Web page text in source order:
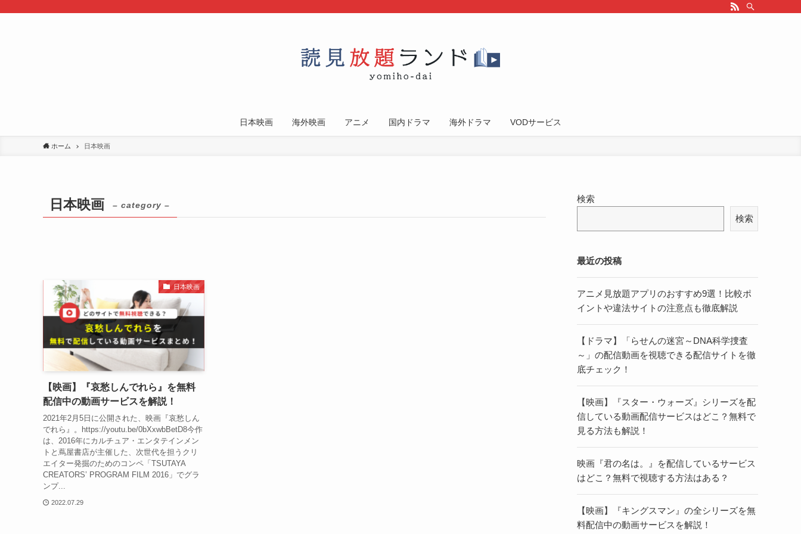
日本映画 海外映画 アニメ 国内ドラマ 海外ドラマ VODサービス
ホーム 日本映画
日本映画 – category –
日本映画
【映画】『哀愁しんでれら』を無料
配信中の動画サービスを解説！
2021年2月5日に公開された、映画『哀愁しん
でれら』。https://youtu.be/0bXxwbBetD8今作
は、2016年にカルチュア・エンタテインメン
トと蔦屋書店が主催した、次世代を担うクリ
エイター発掘のためのコンペ「TSUTAYA
CREATORS’ PROGRAM FILM 2016」でグラ
ンプ...
2022.07.29
検索
検索
最近の投稿
アニメ見放題アプリのおすすめ9選！比較ポ
イントや違法サイトの注意点も徹底解説
【ドラマ】「らせんの迷宮～DNA科学捜査
～」の配信動画を視聴できる配信サイトを徹
底チェック！
【映画】『スター・ウォーズ』シリーズを配
信している動画配信サービスはどこ？無料で
見る方法も解説！
映画『君の名は。』を配信しているサービス
はどこ？無料で視聴する方法はある？
【映画】『キングスマン』の全シリーズを無
料配信中の動画サービスを解説！